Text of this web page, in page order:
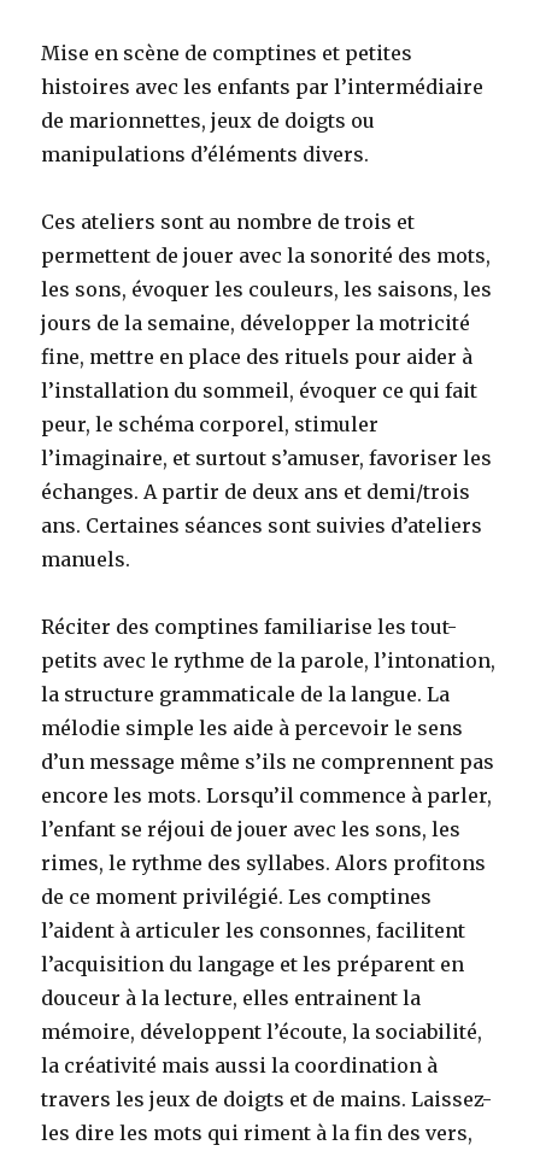
Mise en scène de comptines et petites
histoires avec les enfants par l’intermédiaire
de marionnettes, jeux de doigts ou
manipulations d’éléments divers.
Ces ateliers sont au nombre de trois et
permettent de jouer avec la sonorité des mots,
les sons, évoquer les couleurs, les saisons, les
jours de la semaine, développer la motricité
fine, mettre en place des rituels pour aider à
l’installation du sommeil, évoquer ce qui fait
peur, le schéma corporel, stimuler
l’imaginaire, et surtout s’amuser, favoriser les
échanges. A partir de deux ans et demi/trois
ans. Certaines séances sont suivies d’ateliers
manuels.
Réciter des comptines familiarise les tout-
petits avec le rythme de la parole, l’intonation,
la structure grammaticale de la langue. La
mélodie simple les aide à percevoir le sens
d’un message même s’ils ne comprennent pas
encore les mots. Lorsqu’il commence à parler,
l’enfant se réjoui de jouer avec les sons, les
rimes, le rythme des syllabes. Alors profitons
de ce moment privilégié. Les comptines
l’aident à articuler les consonnes, facilitent
l’acquisition du langage et les préparent en
douceur à la lecture, elles entrainent la
mémoire, développent l’écoute, la sociabilité,
la créativité mais aussi la coordination à
travers les jeux de doigts et de mains. Laissez-
les dire les mots qui riment à la fin des vers,